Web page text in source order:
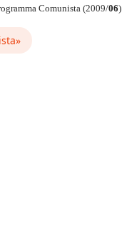
Comunista (2009/06)